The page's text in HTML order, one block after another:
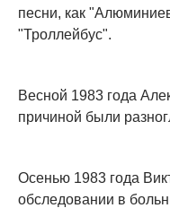
песни, как
"Троллейбус".
Весной 1983 года
причиной были
Осенью 1983 года
обследовании в